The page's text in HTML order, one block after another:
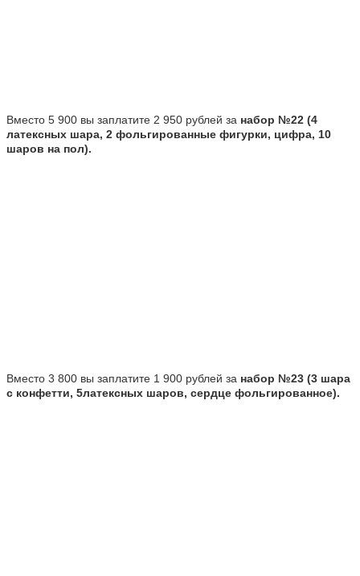
Вместо 5 900 вы заплатите 2 950 рублей за набор №22 (4
латексных шара, 2 фольгированные фигурки, цифра, 10
шаров на пол).
Вместо 3 800 вы заплатите 1 900 рублей за набор №23 (3 шара
с конфетти, 5латексных шаров, сердце фольгированное).